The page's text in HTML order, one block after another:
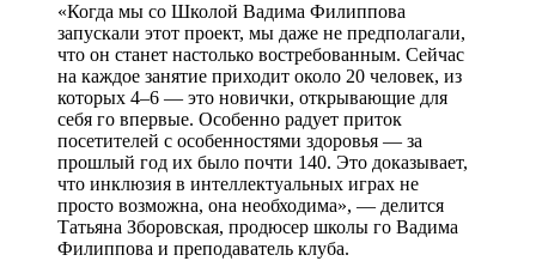
«Когда мы со Школой Вадима Филиппова
запускали этот проект, мы даже не предполагали,
что он станет настолько востребованным. Сейчас
на каждое занятие приходит около 20 человек, из
которых 4–6 — это новички, открывающие для
себя го впервые. Особенно радует приток
посетителей с особенностями здоровья — за
прошлый год их было почти 140. Это доказывает,
что инклюзия в интеллектуальных играх не
просто возможна, она необходима», — делится
Татьяна Зборовская, продюсер школы го Вадима
Филиппова и преподаватель клуба.